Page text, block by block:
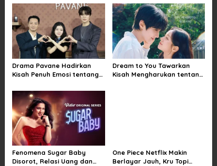
o
n
Sayang dan Bakti kepada
Orang Tua
tentang Kehilangan dan
Harapan
Drama Pavane Hadirkan
Kisah Penuh Emosi tentang
Kesempatan Memulai
Kembali
Dream to You Tawarkan
Kisah Mengharukan tentang
Fenomena Sugar Baby
Disorot, Relasi Uang dan
One Piece Netflix Makin
Berlayar Jauh, Kru Topi